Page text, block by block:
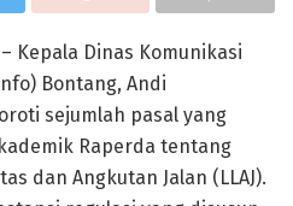
– Kepala Dinas Komunikasi
Bontang, Andi
sejumlah pasal yang
Raperda tentang
dan Angkutan Jalan (LLAJ).